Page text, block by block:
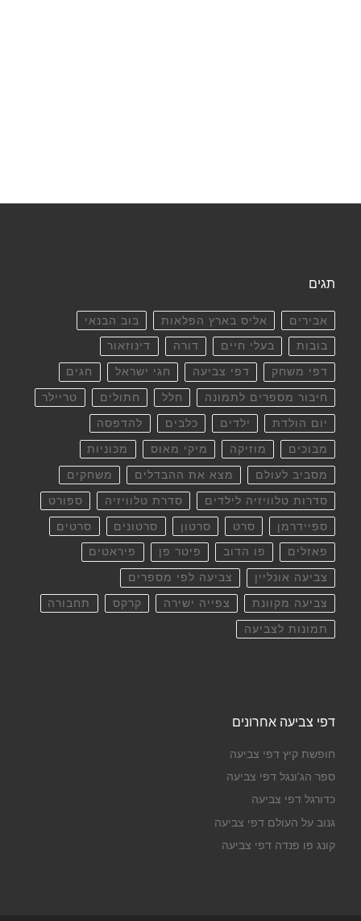
תגים
אבירים אליס בארץ הפלאות בוב הבנאי
בובות בעלי חיים דורה דינוזאור
דפי משחק דפי צביעה חגי ישראל חגים
חיבור מספרים לתמונה חלל חתולים טריילר
יום הולדת ילדים כלבים להדפסה
מבוכים מוזיקה מיקי מאוס מכוניות
מסביב לעולם מצא את ההבדלים משחקים
סדרות טלוויזיה לילדים סדרת טלוויזיה ספורט
ספיידרמן סרט סרטון סרטונים סרטים
פאזלים פו הדוב פיטר פן פיראטים
צביעה אונליין צביעה לפי מספרים
צביעה מקוונת צפייה ישירה קרקס תחבורה
תמונות לצביעה
דפי צביעה אחרונים
חופשת קיץ דפי צביעה
ספר הג'ונגל דפי צביעה
כדורגל דפי צביעה
גנוב על העולם דפי צביעה
קונג פו פנדה דפי צביעה